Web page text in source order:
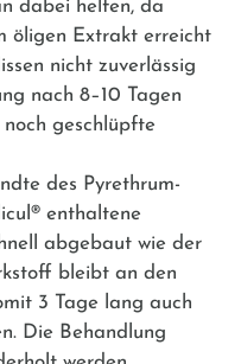
dabei helfen, da
öligen Extrakt erreicht
nicht zuverlässig
nach 8–10 Tagen
geschlüpfte
des Pyrethrum-
enthaltene
abgebaut wie der
bleibt an den
3 Tage lang auch
Die Behandlung